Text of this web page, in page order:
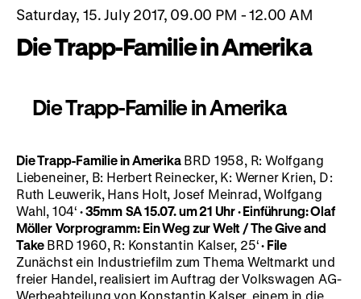
Saturday, 15. July 2017, 09.00 PM - 12.00 AM
Die Trapp-Familie in Amerika
Die Trapp-Familie in Amerika
Die Trapp-Familie in AmerikaBRD 1958, R: Wolfgang
Liebeneiner, B: Herbert Reinecker, K: Werner Krien, D:
Ruth Leuwerik, Hans Holt, Josef Meinrad, Wolfgang
Wahl, 104‘ · 35mm SA 15.07. um 21 Uhr · Einführung: Olaf
Möller Vorprogramm: Ein Weg zur Welt / The Give and
Take BRD 1960, R: Konstantin Kalser, 25‘· File
Zunächst ein Industriefilm zum Thema Weltmarkt und
freier Handel, realisiert im Auftrag der Volkswagen AG-
Werbeabteilung von Konstantin Kalser, einem in die